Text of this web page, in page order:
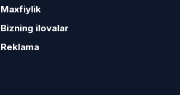
Maxfiylik
Bizning ilovalar
Reklama